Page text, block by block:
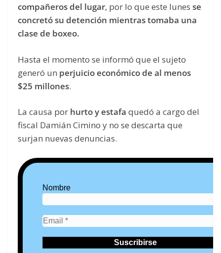
compañeros del lugar, por lo que este lunes se
concretó su detención mientras tomaba una
clase de boxeo.
Hasta el momento se informó que el sujeto
generó un perjuicio económico de al menos
$25 millones.
La causa por hurto y estafa quedó a cargo del
fiscal Damián Cimino y no se descarta que
surjan nuevas denuncias.
Nombre